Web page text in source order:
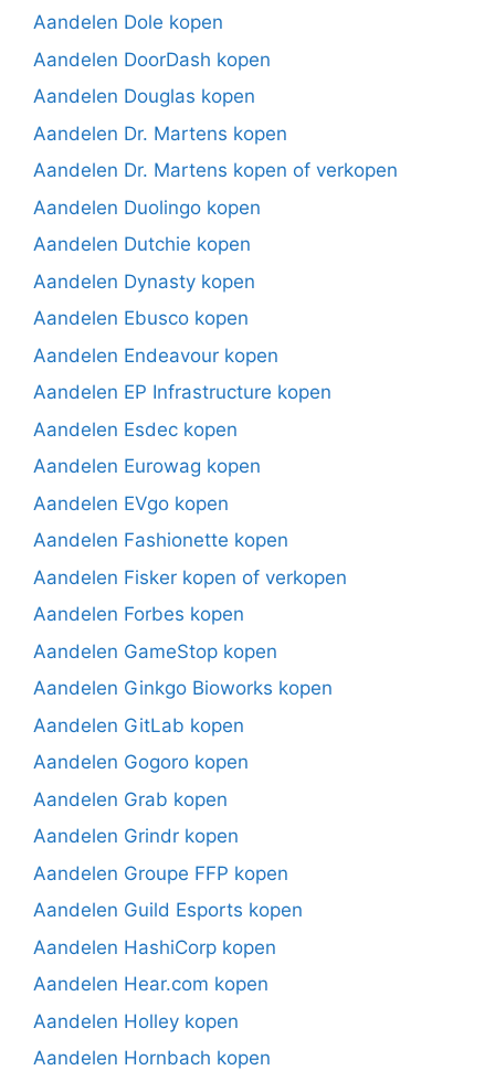
Aandelen Dole kopen
Aandelen DoorDash kopen
Aandelen Douglas kopen
Aandelen Dr. Martens kopen
Aandelen Dr. Martens kopen of verkopen
Aandelen Duolingo kopen
Aandelen Dutchie kopen
Aandelen Dynasty kopen
Aandelen Ebusco kopen
Aandelen Endeavour kopen
Aandelen EP Infrastructure kopen
Aandelen Esdec kopen
Aandelen Eurowag kopen
Aandelen EVgo kopen
Aandelen Fashionette kopen
Aandelen Fisker kopen of verkopen
Aandelen Forbes kopen
Aandelen GameStop kopen
Aandelen Ginkgo Bioworks kopen
Aandelen GitLab kopen
Aandelen Gogoro kopen
Aandelen Grab kopen
Aandelen Grindr kopen
Aandelen Groupe FFP kopen
Aandelen Guild Esports kopen
Aandelen HashiCorp kopen
Aandelen Hear.com kopen
Aandelen Holley kopen
Aandelen Hornbach kopen